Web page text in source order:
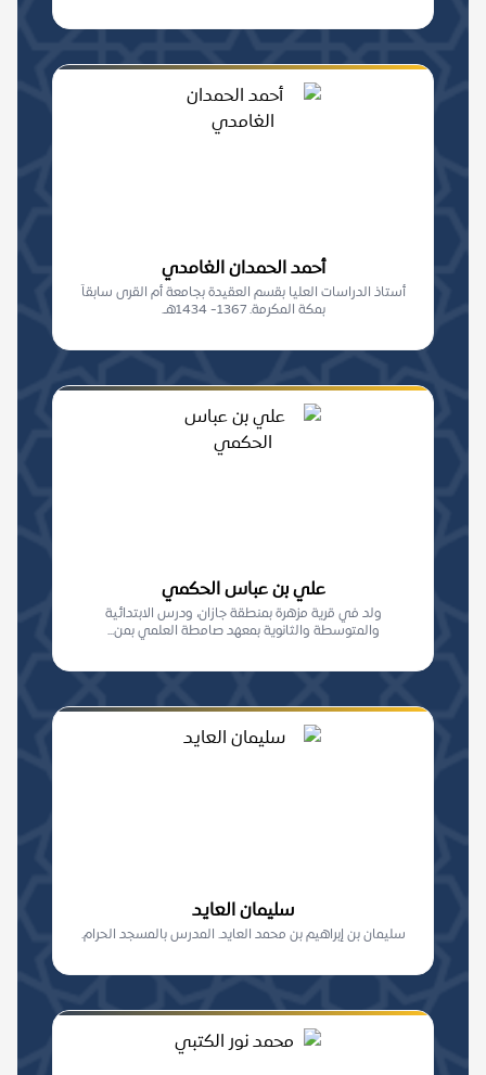
أحمد الحمدان الغامدي
أستاذ الدراسات العليا بقسم العقيدة بجامعة أم القرى سابقاً
بمكة المكرمة. 1367- 1434هـ.
علي بن عباس الحكمي
ولد في قرية مزهرة بمنطقة جازان، ودرس الابتدائية
والمتوسطة والثانوية بمعهد صامطة العلمي بمن...
سليمان العايد
سليمان بن إبراهيم بن محمد العايد. المدرس بالمسجد الحرام.